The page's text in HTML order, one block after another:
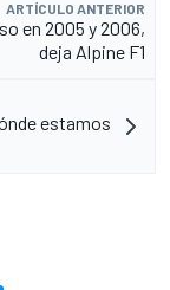
ARTÍCULO ANTERIOR
en 2005 y 2006,
deja Alpine F1
estamos